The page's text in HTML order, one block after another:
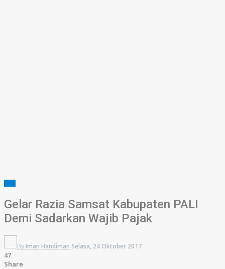
Gelar Razia Samsat Kabupaten PALI
Demi Sadarkan Wajib Pajak
By Iman Handiman Selasa, 24 Oktober 2017
47
Share